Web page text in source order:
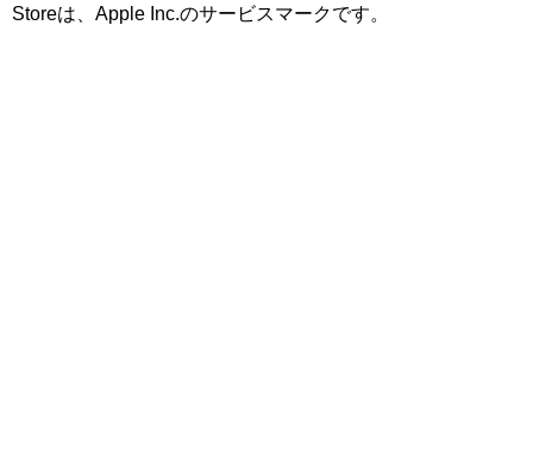
Storeは、Apple Inc.のサービスマークです。